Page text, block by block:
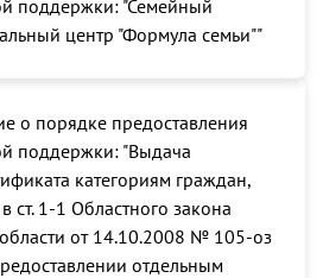
поддержки: "Семейный
центр "Формула семьи""
о порядке предоставления
поддержки: "Выдача
категориям граждан,
ст. 1-1 Областного закона
от 14.10.2008 № 105-оз
отдельным